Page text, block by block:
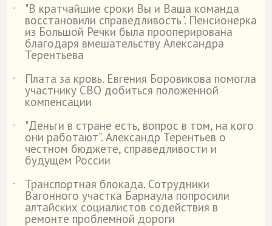
˙ "В кратчайшие сроки Вы и Ваша команда
восстановили справедливость". Пенсионерка
из Большой Речки была прооперирована
благодаря вмешательству Александра
Терентьева
˙
Плата за кровь. Евгения Боровикова помогла
участнику СВО добиться положенной
компенсации
˙
"Деньги в стране есть, вопрос в том, на кого
они работают". Александр Терентьев о
честном бюджете, справедливости и
будущем России
˙
Транспортная блокада. Сотрудники
Вагонного участка Барнаула попросили
алтайских социалистов содействия в
ремонте проблемной дороги